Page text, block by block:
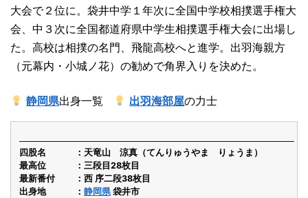
大会で２位に。袋井中学１年次に全国中学校相撲選手権大
会、中３次に全国都道府県中学生相撲選手権大会に出場し
た。高校は相撲の名門、飛龍高校へと進学。出羽海親方
（元幕内・小城ノ花）の勧めで角界入りを決めた。
静岡県出身一覧 出羽海部屋の力士
四股名
天竜山 涼真（てんりゅうやま りょうま）
最高位
三段目28枚目
最新番付
西 序二段38枚目
出身地
静岡県 袋井市